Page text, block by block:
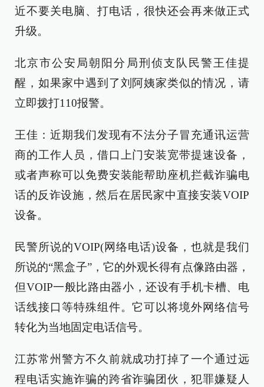
近不要关电脑、打电话，很快还会再来做正式
升级。
北京市公安局朝阳分局刑侦支队民警王佳提
醒，如果家中遇到了刘阿姨家类似的情况，请
立即拨打110报警。
王佳：近期我们发现有不法分子冒充通讯运营
商的工作人员，借口上门安装宽带提速设备，
或者声称可以免费安装能帮助座机拦截诈骗电
话的反诈设施，然后在居民家中直接安装VOIP
设备。
民警所说的VOIP(网络电话)设备，也就是我们
所说的“黑盒子”，它的外观长得有点像路由器，
但VOIP一般比路由器小，还设有手机卡槽、电
话线接口等特殊组件。它可以将境外网络信号
转化为当地固定电话信号。
江苏常州警方不久前就成功打掉了一个通过远
程电话实施诈骗的跨省诈骗团伙，犯罪嫌疑人